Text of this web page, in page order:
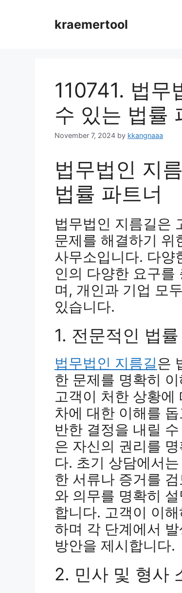
kraemertool
110741. 법무
수 있는 법률
November 7, 2024 by kkangnaaa
법무법인 지
법률 파트너
법무법인 지름길은
문제를 해결하기 위
사무소입니다. 다양
인의 다양한 요구를
며, 개인과 기업 모
있습니다.
1. 전문적인 법
법무법인 지름길은
한 문제를 명확히
고객이 처한 상황에
차에 대한 이해를
반한 결정을 내릴
은 자신의 권리를
다. 초기 상담에서
한 서류나 증거를
와 의무를 명확히
합니다. 고객이 이
하며 각 단계에서
방안을 제시합니다.
2. 민사 및 형사